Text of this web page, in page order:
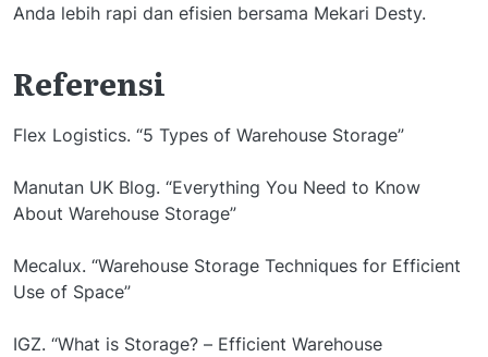
Anda lebih rapi dan efisien bersama Mekari Desty.
Referensi
Flex Logistics. “5 Types of Warehouse Storage”
Manutan UK Blog. “Everything You Need to Know
About Warehouse Storage”
Mecalux. “Warehouse Storage Techniques for Efficient
Use of Space”
IGZ. “What is Storage? – Efficient Warehouse